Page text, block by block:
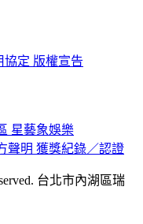
協定 版權宣告
星藝象娛樂
聲明 獲獎紀錄／認證
台北市內湖區瑞